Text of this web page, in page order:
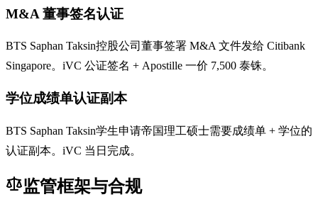
M&A 董事签名认证
BTS Saphan Taksin控股公司董事签署 M&A 文件发给 Citibank
Singapore。iVC 公证签名 + Apostille 一价 7,500 泰铢。
学位成绩单认证副本
BTS Saphan Taksin学生申请帝国理工硕士需要成绩单 + 学位的
认证副本。iVC 当日完成。
监管框架与合规